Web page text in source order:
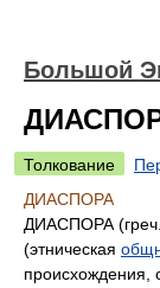
Большой
Толкование
ДИАСПОРА
ДИАСПОРА
(этническая
происхождения,